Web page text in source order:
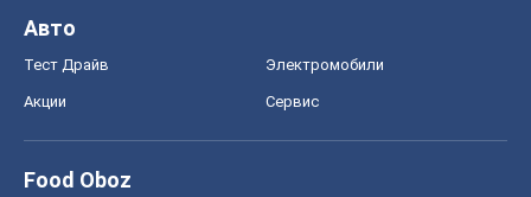
Авто
Тест Драйв Электромобили
Акции Сервис
Food Oboz